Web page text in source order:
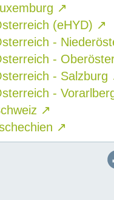
↗
(eHYD) ↗
-
-
- Salzburg
-
↗
↗